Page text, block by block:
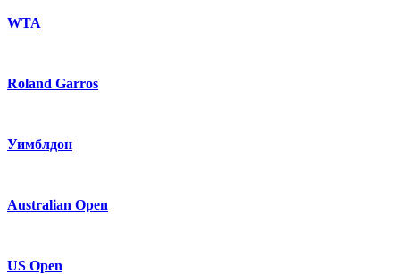
WTA
Roland Garros
Уимблдон
Australian Open
US Open